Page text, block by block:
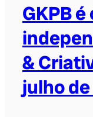
GKPB
&
julho